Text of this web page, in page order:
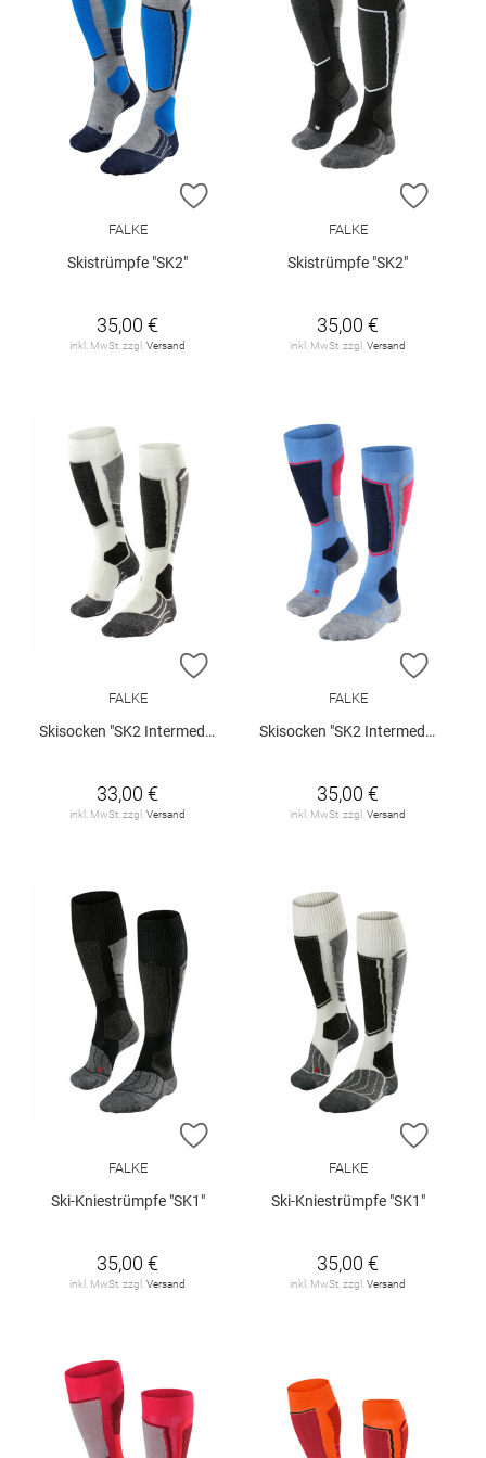
ZUR WUNSCHLISTE HINZUFÜGEN
FALKE
Skistrümpfe "SK2"
35,00 €
inkl. MwSt. zzgl. Versand
ZUR
FALKE
Skistrümpfe "SK2"
35,00 €
inkl. MwSt. zzgl. Versand
ZUR WUNSCHLISTE HINZUFÜGEN
FALKE
Skisocken "SK2 Intermediate"
33,00 €
inkl. MwSt. zzgl.Versand
ZUR
FALKE
Skisocken "SK2 Intermediate"
35,00 €
inkl. MwSt. zzgl.Versand
ZUR WUNSCHLISTE HINZUFÜGEN
FALKE
Ski-Kniestrümpfe "SK1"
35,00 €
inkl. MwSt. zzgl.Versand
ZUR
FALKE
Ski-Kniestrümpfe "SK1"
35,00 €
inkl. MwSt. zzgl.Versand